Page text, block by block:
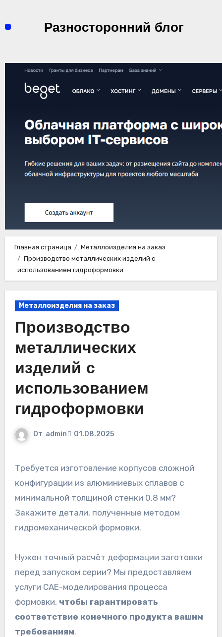
содержимомуРазносторонний блог
Главная страница
Металлоизделия на заказ
Производство металлических изделий с
использованием гидроформовки
Металлоизделия на заказ
Производство
металлических
изделий с
использованием
гидроформовки
От admin 01.08.2025
Требуется изготовление корпусов сложной
конфигурации из алюминиевых сплавов с
минимальной толщиной стенки 0.8 мм?
Закажите детали, полученные методом
гидромеханической формовки.
Нужен точный расчёт деформации заготовки
перед запуском серии? Мы предоставляем
услуги CAE-моделирования процесса
формовки, чтобы гарантировать
соответствие конечного продукта вашим
требованиям.